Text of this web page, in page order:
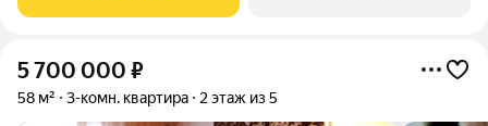
для хранения вещей. Квартира в
5 700 000 ₽
58 м² 3-комн. квартира 2 этаж из 5